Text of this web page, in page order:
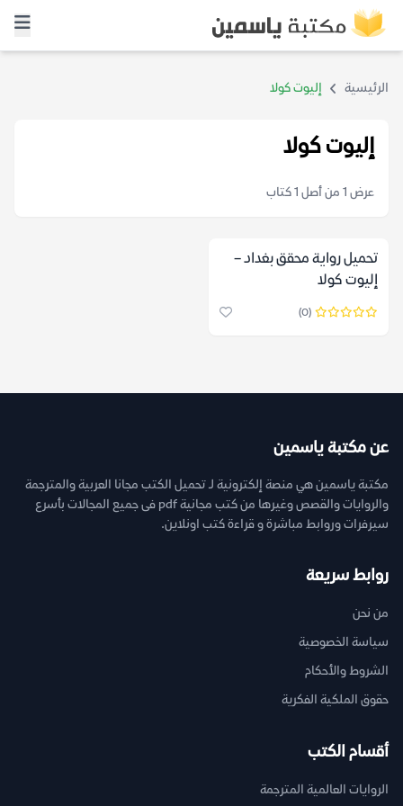
الرئيسية إليوت كولا
إليوت كولا
عرض 1 من أصل 1 كتاب
تحميل رواية محقق بغداد –
إليوت كولا
(0)
عن مكتبة ياسمين
مكتبة ياسمين هي منصة إلكترونية لـ تحميل الكتب مجانا العربية والمترجمة
والروايات والقصص وغيرها من كتب مجانية pdf فى جميع المجالات بأسرع
سيرفرات وروابط مباشرة و قراءة كتب اونلاين.
روابط سريعة
من نحن
سياسة الخصوصية
الشروط والأحكام
حقوق الملكية الفكرية
أقسام الكتب
الروايات العالمية المترجمة